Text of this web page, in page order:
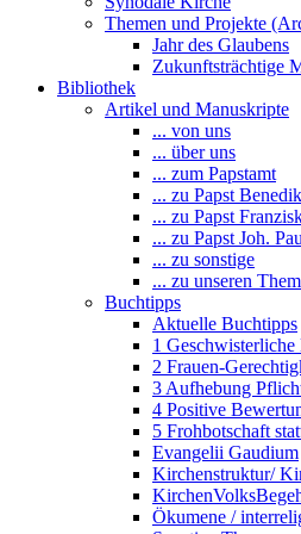
Themen und Projekte
Jahr des Glaubens
Zukunftsträchtige
Bibliothek
Artikel und Manuskripte
... von uns
... über uns
... zum Papstamt
... zu Papst
... zu Papst
... zu Papst Joh.
... zu sonstige
... zu unseren
Buchtipps
Aktuelle Buchtipps
1
2 Frauen-
3 Aufhebung
4 Positive
5 Frohbotschaft
Evangelii Gaudium
Kirchenstruktur/
Ökumene /